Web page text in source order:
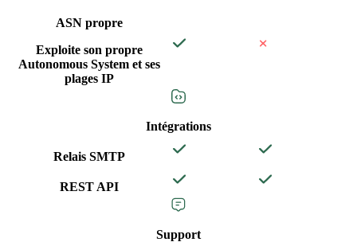
ASN propre
Exploite son propre
Autonomous System et ses
plages IP
Intégrations
Relais SMTP
REST API
Support